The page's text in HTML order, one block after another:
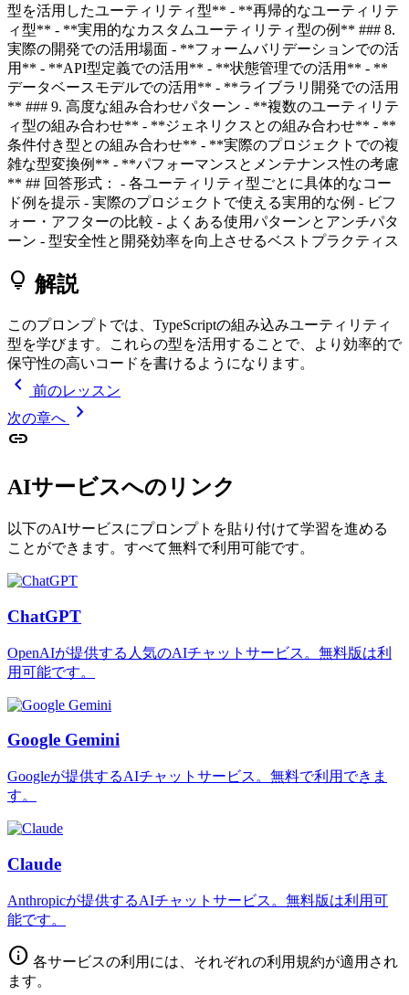
型を活用したユーティリティ型** - **再帰的なユーティリテ
ィ型** - **実用的なカスタムユーティリティ型の例** ### 8.
実際の開発での活用場面 - **フォームバリデーションでの活
用** - **API型定義での活用** - **状態管理での活用** - **
データベースモデルでの活用** - **ライブラリ開発での活用
** ### 9. 高度な組み合わせパターン - **複数のユーティリテ
ィ型の組み合わせ** - **ジェネリクスとの組み合わせ** - **
条件付き型との組み合わせ** - **実際のプロジェクトでの複
雑な型変換例** - **パフォーマンスとメンテナンス性の考慮
** ## 回答形式： - 各ユーティリティ型ごとに具体的なコー
ド例を提示 - 実際のプロジェクトで使える実用的な例 - ビフ
ォー・アフターの比較 - よくある使用パターンとアンチパタ
ーン - 型安全性と開発効率を向上させるベストプラクティス
lightbulb 解説
このプロンプトでは、TypeScriptの組み込みユーティリティ
型を学びます。これらの型を活用することで、より効率的で
保守性の高いコードを書けるようになります。
chevron_left
前のレッスン
次の章へ
chevron_right
link
AIサービスへのリンク
以下のAIサービスにプロンプトを貼り付けて学習を進める
ことができます。すべて無料で利用可能です。
ChatGPT
OpenAIが提供する人気のAIチャットサービス。無料版は利
用可能です。
Google Gemini
Googleが提供するAIチャットサービス。無料で利用できま
す。
Claude
Anthropicが提供するAIチャットサービス。無料版は利用可
能です。
info 各サービスの利用には、それぞれの利用規約が適用され
ます。